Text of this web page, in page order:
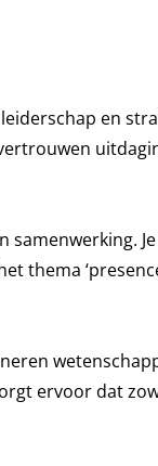
en
thema
ervoor dat